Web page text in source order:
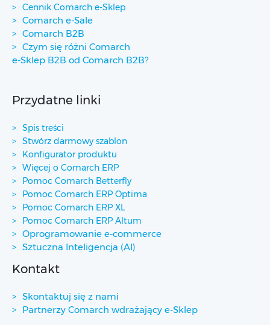
Cennik Comarch e-Sklep
Comarch e-Sale
Comarch B2B
Czym się różni Comarch
e-Sklep B2B od Comarch B2B?
Przydatne linki
Spis treści
Stwórz darmowy szablon
Konfigurator produktu
Więcej o Comarch ERP
Pomoc Comarch Betterfly
Pomoc Comarch ERP Optima
Pomoc Comarch ERP XL
Pomoc Comarch ERP Altum
Oprogramowanie e-commerce
Sztuczna Inteligencja (AI)
Kontakt
Skontaktuj się z nami
Partnerzy Comarch wdrażający e-Sklep